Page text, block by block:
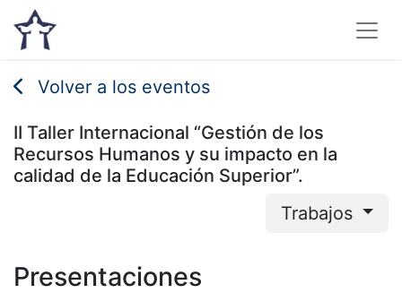
Volver a los eventos
II Taller Internacional “Gestión de los
Recursos Humanos y su impacto en la
calidad de la Educación Superior”.
Trabajos
Presentaciones